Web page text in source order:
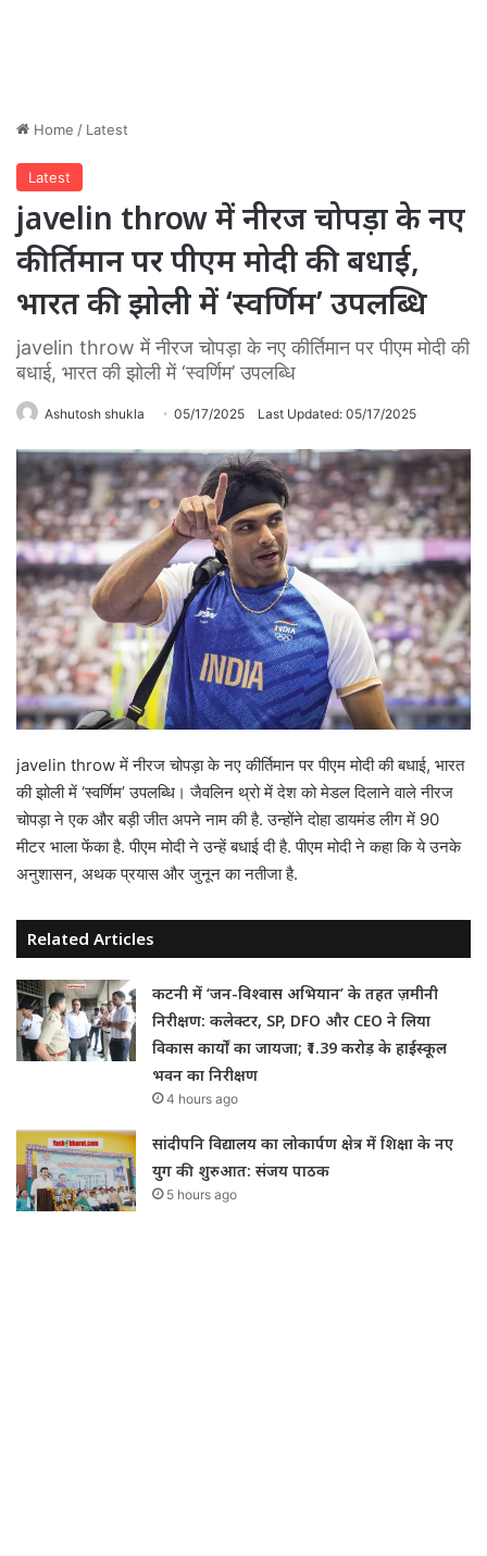
Home / Latest
Latest
javelin throw में नीरज चोपड़ा के नए
कीर्तिमान पर पीएम मोदी की बधाई,
भारत की झोली में ‘स्वर्णिम’ उपलब्धि
javelin throw में नीरज चोपड़ा के नए कीर्तिमान पर पीएम मोदी की
बधाई, भारत की झोली में ‘स्वर्णिम’ उपलब्धि
Ashutosh shukla 05/17/2025 Last Updated: 05/17/2025
javelin throw में नीरज चोपड़ा के नए कीर्तिमान पर पीएम मोदी की बधाई, भारत
की झोली में ‘स्वर्णिम’ उपलब्धि। जैवलिन थ्रो में देश को मेडल दिलाने वाले नीरज
चोपड़ा ने एक और बड़ी जीत अपने नाम की है. उन्होंने दोहा डायमंड लीग में 90
मीटर भाला फेंका है. पीएम मोदी ने उन्हें बधाई दी है. पीएम मोदी ने कहा कि ये उनके
अनुशासन, अथक प्रयास और जुनून का नतीजा है.
Related Articles
कटनी में ‘जन-विश्वास अभियान’ के तहत ज़मीनी
निरीक्षण: कलेक्टर, SP, DFO और CEO ने लिया
विकास कार्यों का जायजा; ₹1.39 करोड़ के हाईस्कूल
भवन का निरीक्षण
4 hours ago
सांदीपनि विद्यालय का लोकार्पण क्षेत्र में शिक्षा के नए
युग की शुरुआत: संजय पाठक
5 hours ago